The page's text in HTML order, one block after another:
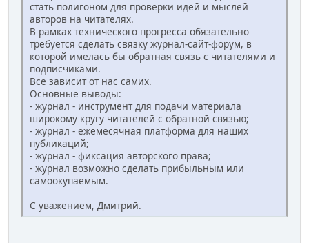
стать полигоном для проверки идей и мыслей
авторов на читателях.
В рамках технического прогресса обязательно
требуется сделать связку журнал-сайт-форум, в
которой имелась бы обратная связь с читателями и
подписчиками.
Все зависит от нас самих.
Основные выводы:
- журнал - инструмент для подачи материала
широкому кругу читателей с обратной связью;
- журнал - ежемесячная платформа для наших
публикаций;
- журнал - фиксация авторского права;
- журнал возможно сделать прибыльным или
самоокупаемым.
С уважением, Дмитрий.